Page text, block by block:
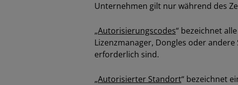
Unternehmen gilt nur während des
„Autorisierungscodes“ bezeichnet
Lizenzmanager, Dongles oder
erforderlich sind.
„Autorisierter Standort“ bezeichnet